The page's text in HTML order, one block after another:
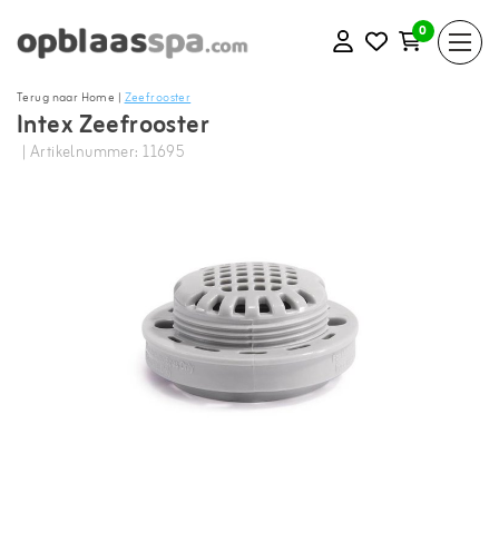
0
Terug naar Home |Zeefrooster
Intex Zeefrooster
| Artikelnummer: 11695